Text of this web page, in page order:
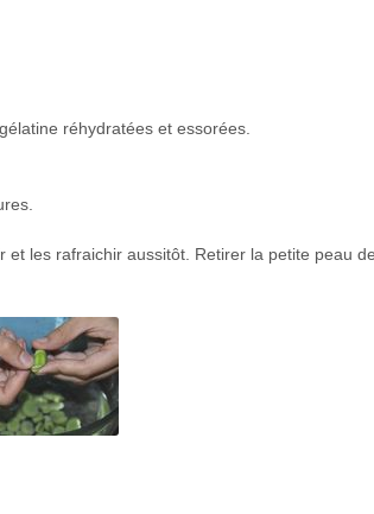
réhydratées et essorées.
et les rafraichir aussitôt. Retirer la petite peau de